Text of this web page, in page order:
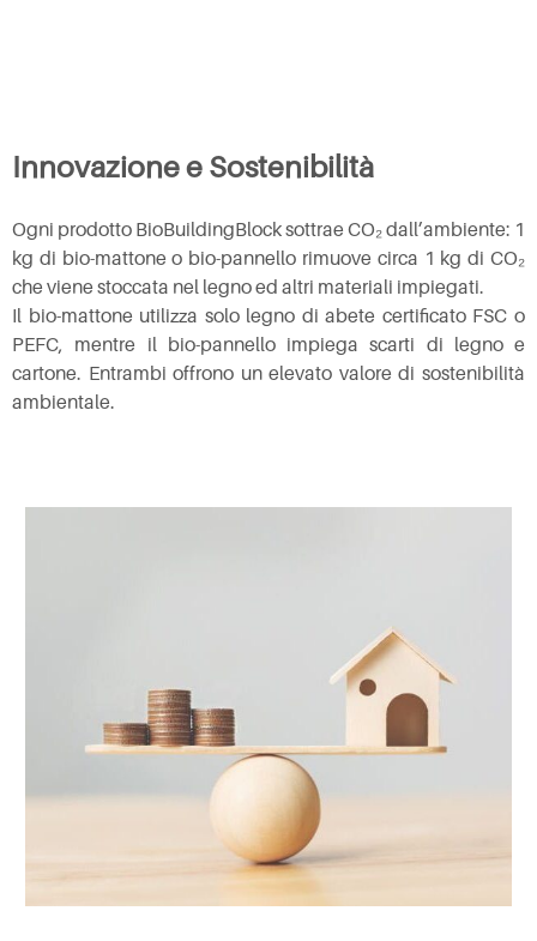
Innovazione e Sostenibilità
Ogni prodotto BioBuildingBlock sottrae CO₂ dall’ambiente: 1
kg di bio-mattone o bio-pannello rimuove circa 1 kg di CO₂
che viene stoccata nel legno ed altri materiali impiegati.
Il bio-mattone utilizza solo legno di abete certificato FSC o
PEFC, mentre il bio-pannello impiega scarti di legno e
cartone. Entrambi offrono un elevato valore di sostenibilità
ambientale.